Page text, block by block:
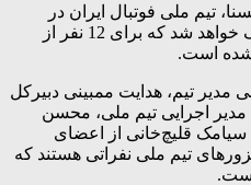
تیم ملی فوتبال ایران در
حالی امروز عازم تیخوانای مکزیک خواهد شد که برای 12 نفر از
است.
مدیر تیم، هدایت ممبینی دبیرکل
اجرایی تیم ملی، محسن
سیامک قلیچ‌خانی از اعضای
تیم ملی نفراتی هستند که
است.